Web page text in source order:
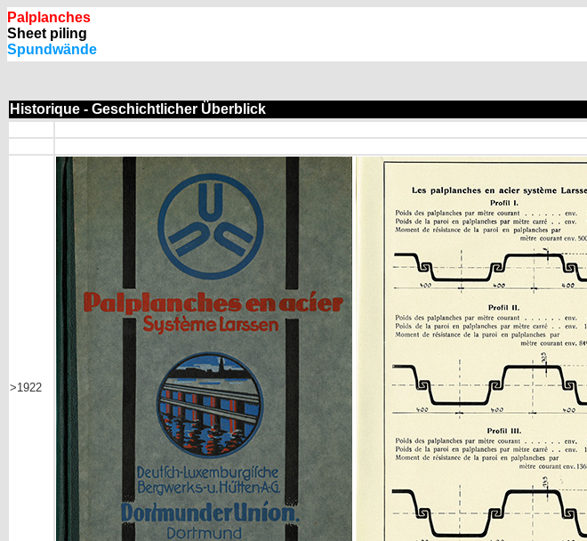
Palplanches
Sheet piling
Spundwände
Historique - Geschichtlicher Überblick
>1922